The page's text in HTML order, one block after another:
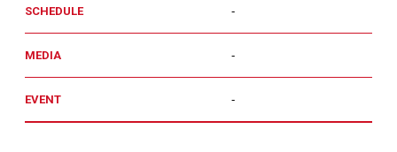
SCHEDULE -
MEDIA -
EVENT -